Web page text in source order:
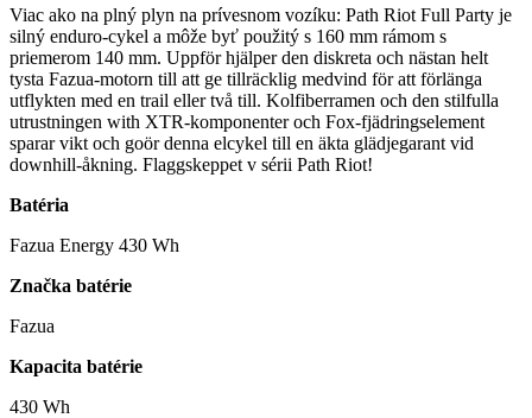
Viac ako na plný plyn na prívesnom vozíku: Path Riot Full Party je
silný enduro-cykel a môže byť použitý s 160 mm rámom s
priemerom 140 mm. Uppför hjälper den diskreta och nästan helt
tysta Fazua-motorn till att ge tillräcklig medvind för att förlänga
utflykten med en trail eller två till. Kolfiberramen och den stilfulla
utrustningen with XTR-komponenter och Fox-fjädringselement
sparar vikt och goör denna elcykel till en äkta glädjegarant vid
downhill-åkning. Flaggskeppet v sérii Path Riot!
Batéria
Fazua Energy 430 Wh
Značka batérie
Fazua
Kapacita batérie
430 Wh